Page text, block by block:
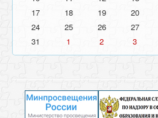
17
18 19 20
24
25 26 27
31
1 2 3